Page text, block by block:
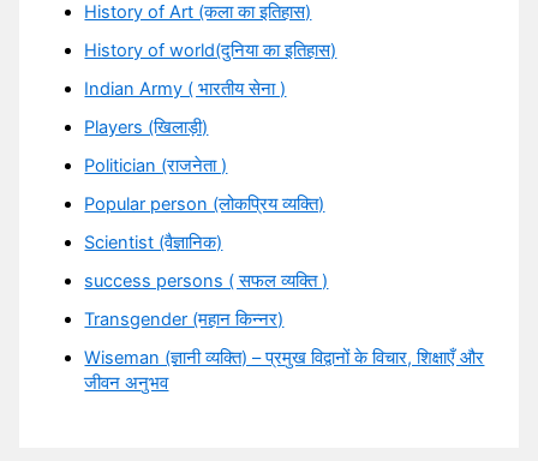
History of Art (कला का इतिहास)
History of world(दुनिया का इतिहास)
Indian Army ( भारतीय सेना )
Players (खिलाड़ी)
Politician (राजनेता )
Popular person (लोकप्रिय व्यक्ति)
Scientist (वैज्ञानिक)
success persons ( सफल व्यक्ति )
Transgender (महान किन्नर)
Wiseman (ज्ञानी व्यक्ति) – प्रमुख विद्वानों के विचार, शिक्षाएँ और
जीवन अनुभव